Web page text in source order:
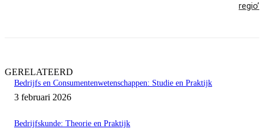
regio’
GERELATEERD
Bedrijfs en Consumentenwetenschappen: Studie en Praktijk
3 februari 2026
Bedrijfskunde: Theorie en Praktijk